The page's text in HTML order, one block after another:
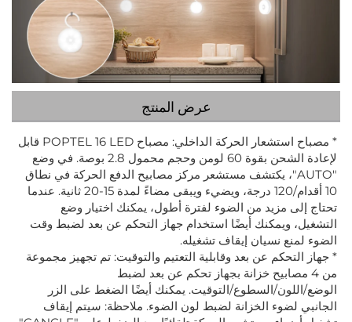
عرض المنتج
* مصباح استشعار الحركة الداخلي: مصباح POPTEL 16 LED قابل
لإعادة الشحن بقوة 60 لومن وحجم محمول 2.8 بوصة. في وضع
"AUTO"، يكتشف مستشعر مركز مصابيح الدفع الحركة في نطاق
10 أقدام/120 درجة، ويضيء ويبقى مضاءً لمدة 15-20 ثانية. عندما
تحتاج إلى مزيد من الضوء لفترة أطول، يمكنك اختيار وضع
التشغيل، ويمكنك أيضًا استخدام جهاز التحكم عن بعد لضبط وقت
الضوء لمنع نسيان إيقاف تشغيله.
* جهاز التحكم عن بعد وقابلية التعتيم والتوقيت: تم تجهيز مجموعة
من 4 مصابيح خزانة بجهاز تحكم عن بعد لضبط
الوضع/اللون/السطوع/التوقيت. يمكنك أيضًا الضغط على الزر
الجانبي لضوء الخزانة لضبط لون الضوء. ملاحظة: سيتم إيقاف